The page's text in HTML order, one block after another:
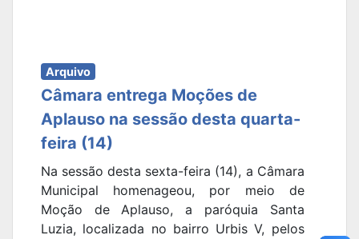
Arquivo
Câmara entrega Moções de
Aplauso na sessão desta quarta-
feira (14)
Na sessão desta sexta-feira (14), a Câmara
Municipal homenageou, por meio de
Moção de Aplauso, a paróquia Santa
Luzia, localizada no bairro Urbis V, pelos